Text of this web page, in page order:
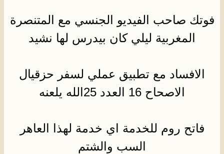
فوتك صاحب الفيديو الجنسي مع المتنصرة
المغربية ليلي كان بيدرس لها نشيد
الافساد مع تطبيق عملي لسفر حزقيال
الاصحاح 16 العدد 25الله يلعنه
فاتح روم للخدمة اي خدمة لهذا العاهر
السب والشتم